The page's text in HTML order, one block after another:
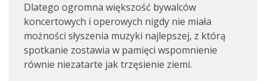
Dlatego ogromna większość bywalców
koncertowych i operowych nigdy nie miała
możności słyszenia muzyki najlepszej, z którą
spotkanie zostawia w pamięci wspomnienie
równie niezatarte jak trzęsienie ziemi.